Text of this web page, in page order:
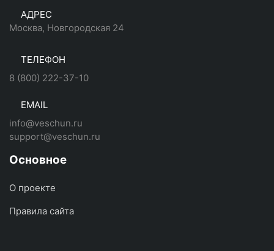
АДРЕС
Москва, Новгородская 24
ТЕЛЕФОН
8 (800) 222-37-10
EMAIL
info@veschun.ru
support@veschun.ru
Основное
О проекте
Правила сайта